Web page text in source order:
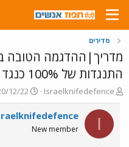
סדירים
מדריך|ההדגמה הטובה
התנגדות של 100% כנגד סכין
פ
ו
ת
ח
ה
Israelknifedefence
פ
ו
ר
12/22
I
New member